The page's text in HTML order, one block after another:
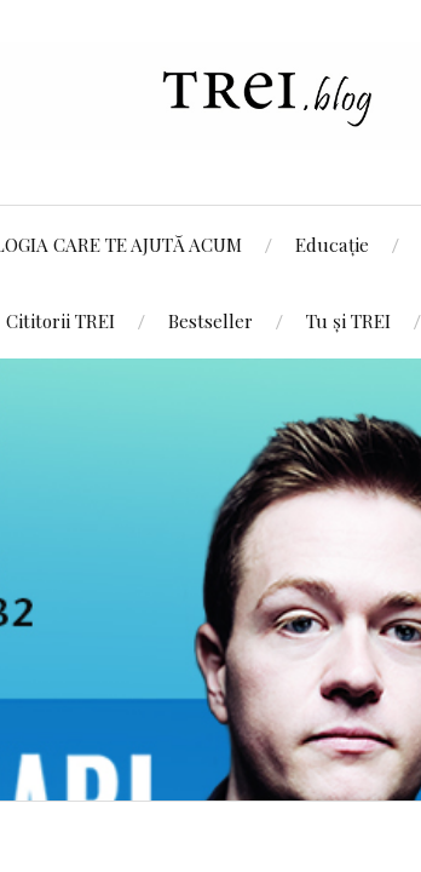
CARE TE AJUTĂ ACUM Educație
Cititorii TREI Bestseller Tu și TREI